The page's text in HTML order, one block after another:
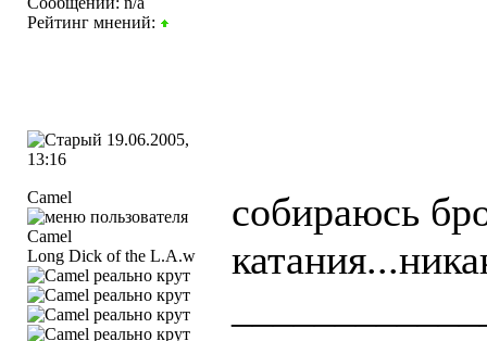
Рейтинг мнений:
19.06.2005,
13:16
Camel
Long Dick of the L.A.w
собираюсь